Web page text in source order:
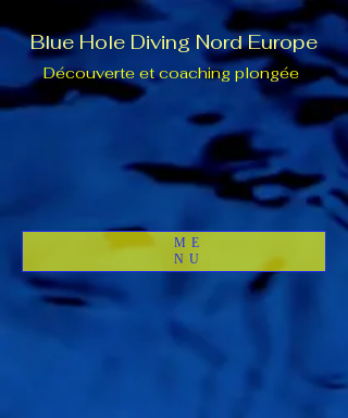
Blue Hole Diving Nord Europe
Découverte et coaching plongée
ME
NU